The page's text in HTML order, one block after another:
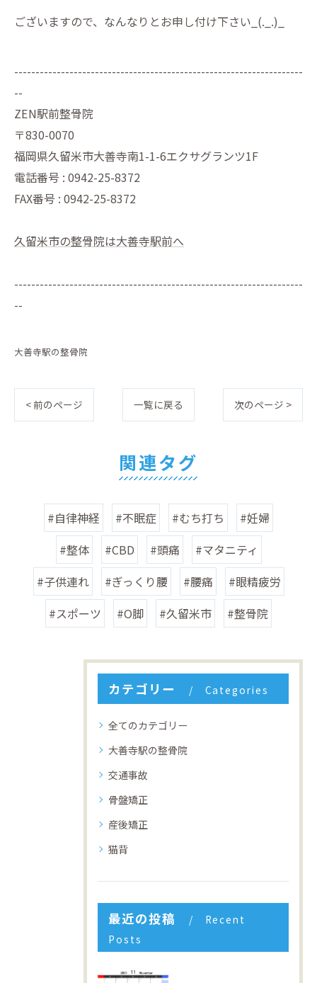
ございますので、なんなりとお申し付け下さい_(._.)_
--------------------------------------------------------------------
--
ZEN駅前整骨院
〒830-0070
福岡県久留米市大善寺南1-1-6エクサグランツ1F
電話番号 : 0942-25-8372
FAX番号 : 0942-25-8372
久留米市の整骨院は大善寺駅前へ
--------------------------------------------------------------------
--
大善寺駅の整骨院
< 前のページ 一覧に戻る 次のページ >
関連タグ
#自律神経 #不眠症 #むち打ち
#妊婦
#整体
#CBD #頭痛
#マタニティ
#子供連れ
#ぎっくり腰 #腰痛
#眼精疲労
#スポーツ
#O脚 #久留米市 #整骨院
カテゴリー Categories
全てのカテゴリー
大善寺駅の整骨院
交通事故
骨盤矯正
産後矯正
猫背
最近の投稿
Recent
Posts